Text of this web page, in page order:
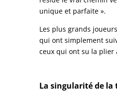
unique et parfaite ».
Les plus grands
qui ont simplement
ceux qui ont su la plier
La singularité de la